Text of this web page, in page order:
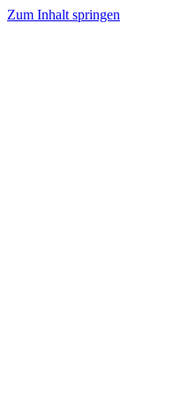
Zum Inhalt springen